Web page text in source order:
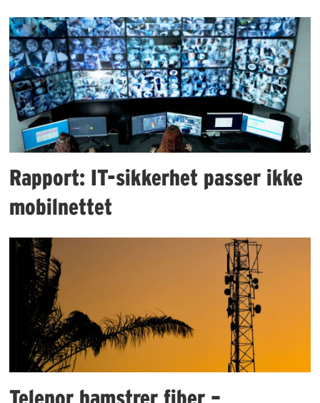
Rapport: IT-sikkerhet passer ikke
mobilnettet
Telenor hamstrer fiber –